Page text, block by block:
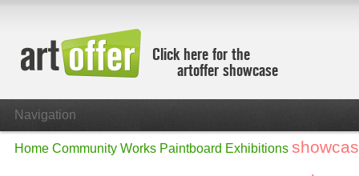
Click here for the
artoffer showcase
Navigation
Home Community Works Paintboard Exhibitions